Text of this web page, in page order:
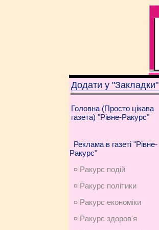
Додати у "Закладки"
Головна (Просто цікава
газета) "Рівне-Ракурс"
Реклама в газеті "Рівне-
Ракурс"
¤ Ракурс подій
¤ Ракурс політики
¤ Ракурс економiки
¤ Ракурс здоров'я